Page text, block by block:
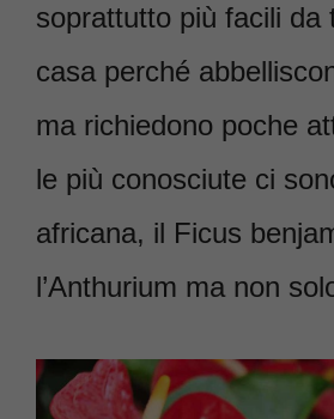
soprattutto più facili da
casa perché
ma richiedono poche
le più conosciute ci
africana, il Ficus
l’Anthurium ma non